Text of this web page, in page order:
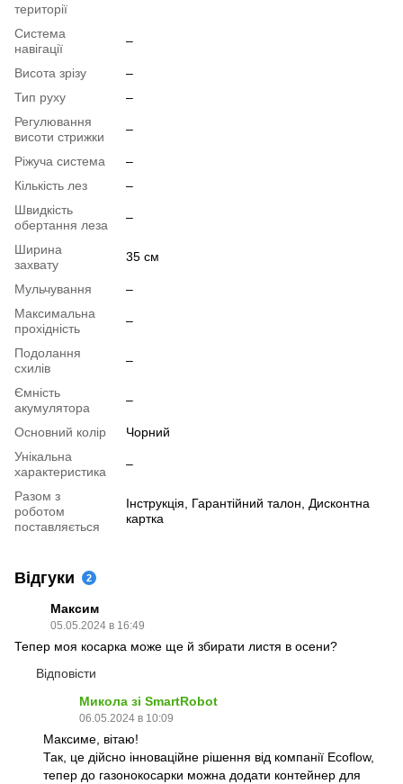
території
Система
навігації
–
Висота зрізу
–
Тип руху
–
Регулювання
висоти стрижки
–
Ріжуча система
–
Кількість лез
–
Швидкість
обертання леза
–
Ширина
захвату
35 см
Мульчування
–
Максимальна
прохідність
–
Подолання
схилів
–
Ємність
акумулятора
–
Основний колір
Чорний
Унікальна
характеристика
–
Разом з
роботом
поставляється
Інструкція, Гарантійний талон, Дисконтна
картка
Відгуки 2
Максим
05.05.2024 в 16:49
Тепер моя косарка може ще й збирати листя в осени?
Відповісти
Микола зі SmartRobot
06.05.2024 в 10:09
Максиме, вітаю!
Так, це дійсно інноваційне рішення від компанії Ecoflow,
тепер до газонокосарки можна додати контейнер для